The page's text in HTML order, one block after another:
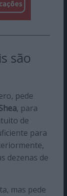
são
pede
, para
de
para
dezenas de
mas pede